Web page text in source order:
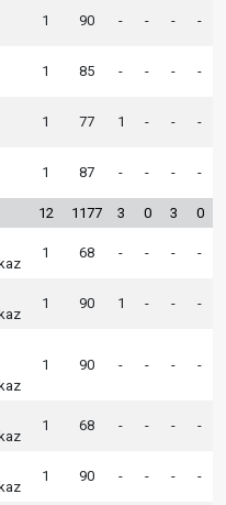
1 90 - - - -
1 85 - - - -
1 77 1 - - -
1 87 - - - -
12 1177 3 0 3 0
1 68 - - - -
1 90 1 - - -
1 90 - - - -
1 68 - - - -
1 90 - - - -